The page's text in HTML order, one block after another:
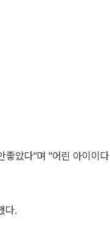
좋았다"며 "어린 아이이다
다.